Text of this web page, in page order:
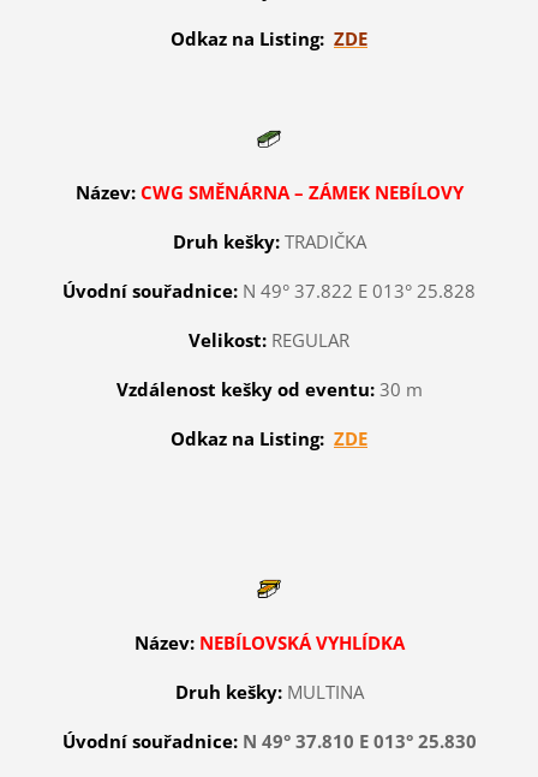
Odkaz na Listing: ZDE
Název: CWG SMĚNÁRNA – ZÁMEK NEBÍLOVY
Druh kešky: TRADIČKA
Úvodní souřadnice: N 49° 37.822 E 013° 25.828
Velikost: REGULAR
Vzdálenost kešky od eventu: 30 m
Odkaz na Listing: ZDE
Název: NEBÍLOVSKÁ VYHLÍDKA
Druh kešky: MULTINA
Úvodní souřadnice:N 49° 37.810 E 013° 25.830